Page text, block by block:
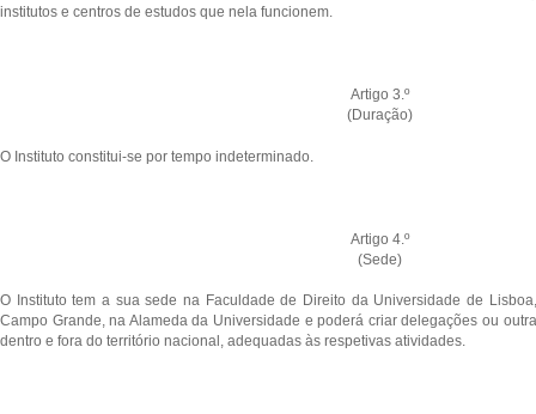
institutos e centros de estudos que nela funcionem.
Artigo 3.º
(Duração)
O Instituto constitui-se por tempo indeterminado.
Artigo 4.º
(Sede)
O Instituto tem a sua sede na Faculdade de Direito da Universidade de
Campo Grande, na Alameda da Universidade e poderá criar delegações ou
dentro e fora do território nacional, adequadas às respetivas atividades.